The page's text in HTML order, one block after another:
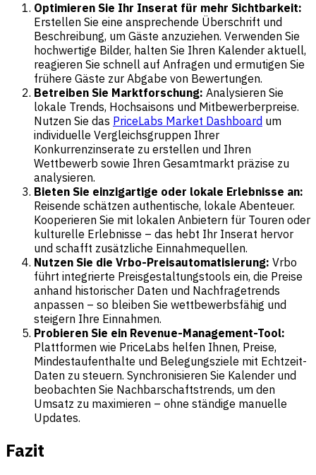
Optimieren Sie Ihr Inserat für mehr Sichtbarkeit:
Erstellen Sie eine ansprechende Überschrift und
Beschreibung, um Gäste anzuziehen. Verwenden Sie
hochwertige Bilder, halten Sie Ihren Kalender aktuell,
reagieren Sie schnell auf Anfragen und ermutigen Sie
frühere Gäste zur Abgabe von Bewertungen.
Betreiben Sie Marktforschung: Analysieren Sie
lokale Trends, Hochsaisons und Mitbewerberpreise.
Nutzen Sie das PriceLabs Market Dashboard um
individuelle Vergleichsgruppen Ihrer
Konkurrenzinserate zu erstellen und Ihren
Wettbewerb sowie Ihren Gesamtmarkt präzise zu
analysieren.
Bieten Sie einzigartige oder lokale Erlebnisse an:
Reisende schätzen authentische, lokale Abenteuer.
Kooperieren Sie mit lokalen Anbietern für Touren oder
kulturelle Erlebnisse – das hebt Ihr Inserat hervor
und schafft zusätzliche Einnahmequellen.
Nutzen Sie die Vrbo-Preisautomatisierung: Vrbo
führt integrierte Preisgestaltungstools ein, die Preise
anhand historischer Daten und Nachfragetrends
anpassen – so bleiben Sie wettbewerbsfähig und
steigern Ihre Einnahmen.
Probieren Sie ein Revenue-Management-Tool:
Plattformen wie PriceLabs helfen Ihnen, Preise,
Mindestaufenthalte und Belegungsziele mit Echtzeit-
Daten zu steuern. Synchronisieren Sie Kalender und
beobachten Sie Nachbarschaftstrends, um den
Umsatz zu maximieren – ohne ständige manuelle
Updates.
Fazit